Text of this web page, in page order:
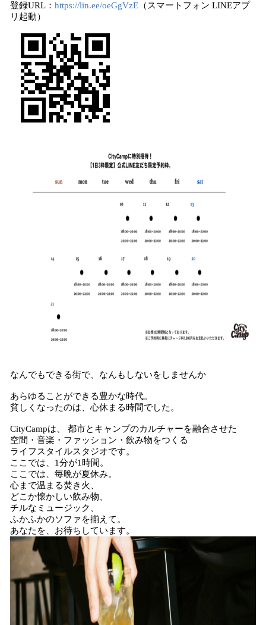
登録URL： https://lin.ee/oeGgVzE （スマートフォン LINEアプ
リ起動）
なんでもできる街で、なんもしないをしませんか
あらゆることができる豊かな時代。
貧しくなったのは、心休まる時間でした。
CityCampは、 都市とキャンプのカルチャーを融合させた
空間・音楽・ファッション・飲み物をつくる
ライフスタイルスタジオです。
ここでは、1分が1時間。
ここでは、毎晩が夏休み。
心まで温まる焚き火、
どこか懐かしい飲み物、
チルなミュージック、
ふかふかのソファを揃えて。
あなたを、お待ちしています。